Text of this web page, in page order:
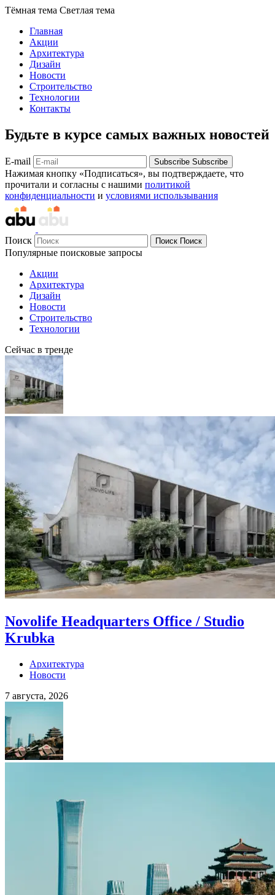
Тёмная тема Светлая тема
Главная
Акции
Архитектура
Дизайн
Новости
Строительство
Технологии
Контакты
Будьте в курсе самых важных новостей
E-mail Subscribe Subscribe
Нажимая кнопку «Подписаться», вы подтверждаете, что
прочитали и согласны с нашими политикой
конфиденциальности и условиями использывания
Поиск Поиск Поиск
Популярные поисковые запросы
Акции
Архитектура
Дизайн
Новости
Строительство
Технологии
Сейчас в тренде
Novolife Headquarters Office / Studio
Krubka
Архитектура
Новости
7 августа, 2026